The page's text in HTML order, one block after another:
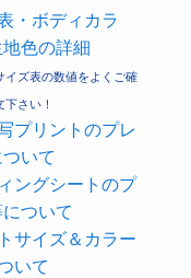
・ボディカラ
色の詳細
イズ表の数値をよくご確
さい！
プリントのプレ
いて
ングシートのプ
ついて
サイズ＆カラー
いて